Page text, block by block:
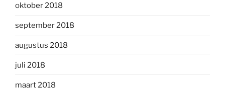
oktober 2018
september 2018
augustus 2018
juli 2018
maart 2018